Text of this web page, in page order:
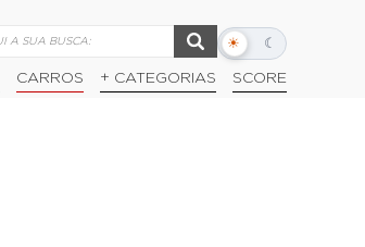
☀ ☾
Alternar
escuro
CARROS + CATEGORIAS SCORE